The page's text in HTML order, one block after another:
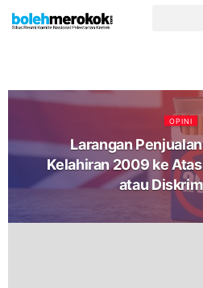
OPINI
Larangan
Kelahiran 2009 ke
atau